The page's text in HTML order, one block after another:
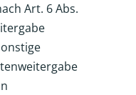
Art. 6 Abs.